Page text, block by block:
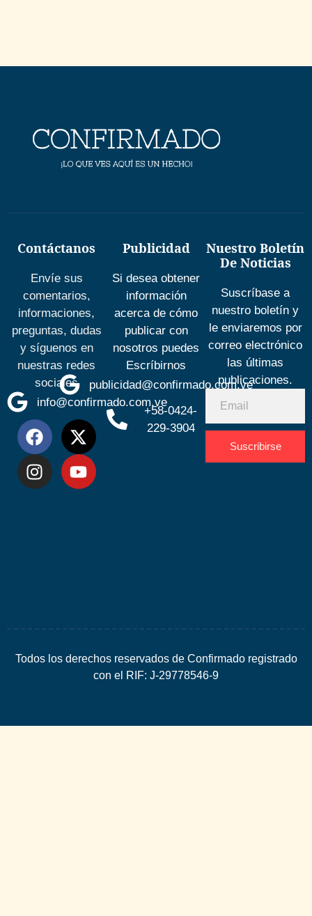
Contáctanos
Envíe sus
comentarios,
informaciones,
preguntas, dudas
y síguenos en
nuestras redes
sociales
info@confirmado.com.ve
Publicidad
Si desea obtener
información
acerca de cómo
publicar con
nosotros puedes
Escríbirnos
publicidad@confirmado.com.ve
+58-0424-
229-3904
Nuestro Boletín
De Noticias
Suscríbase a
nuestro boletín y
le enviaremos por
correo electrónico
las últimas
publicaciones.
Suscribirse
Todos los derechos reservados de Confirmado registrado
con el RIF: J-29778546-9